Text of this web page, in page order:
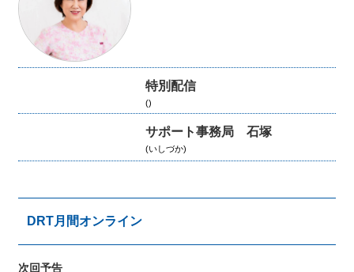
特別配信
()
サポート事務局 石塚
(いしづか)
DRT月間オンライン
次回予告